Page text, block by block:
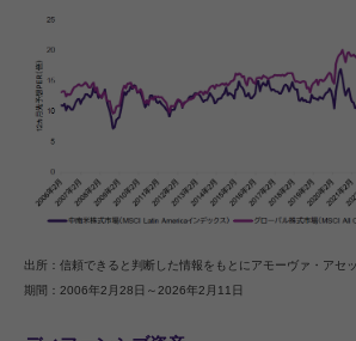
出所：信頼できると判断した情報をもとにアモーヴァ・アセ
期間：2006年2月28日～2026年2月11日